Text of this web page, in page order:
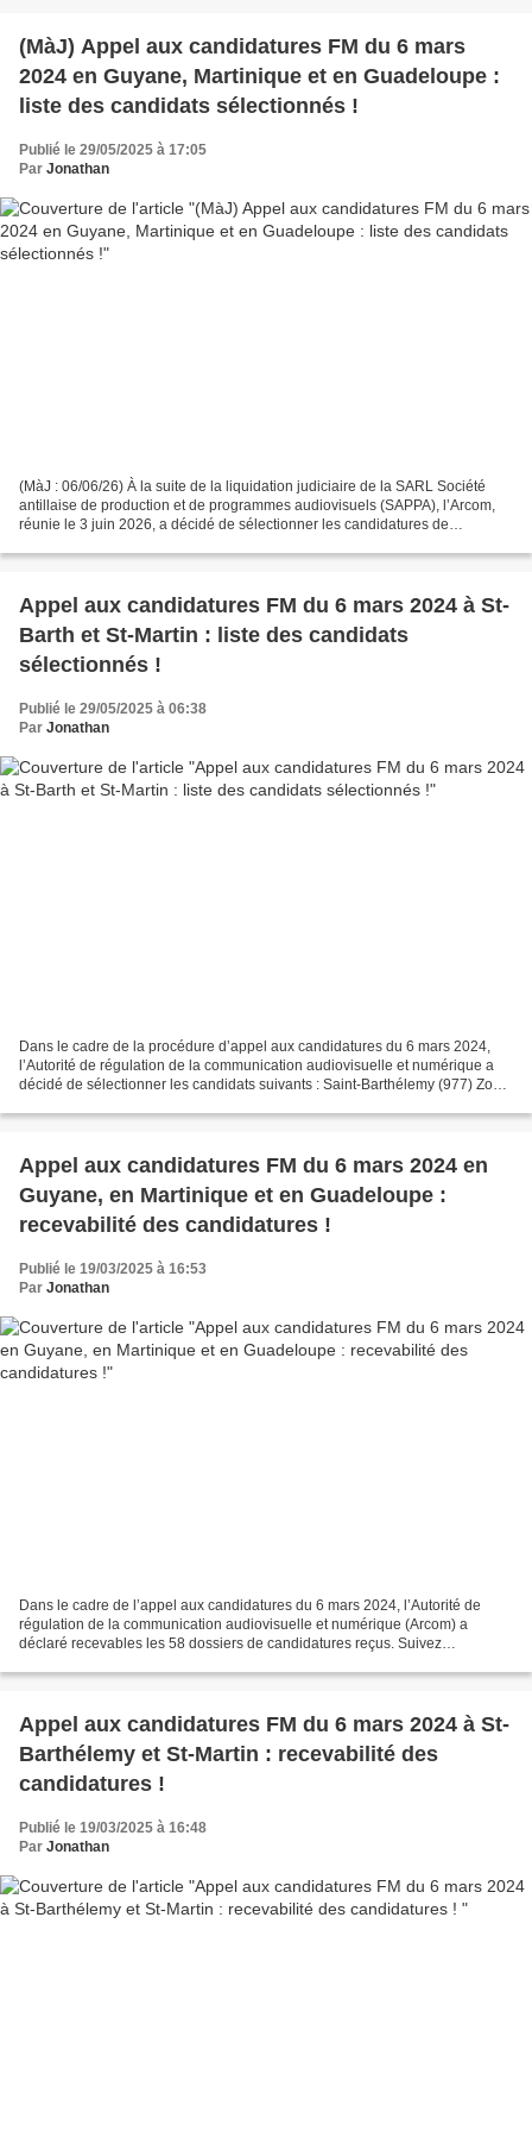
(MàJ) Appel aux candidatures FM du 6 mars
2024 en Guyane, Martinique et en Guadeloupe :
liste des candidats sélectionnés !
Publié le 29/05/2025 à 17:05
Par Jonathan
(MàJ : 06/06/26) À la suite de la liquidation judiciaire de la SARL Société
antillaise de production et de programmes audiovisuels (SAPPA), l’Arcom,
réunie le 3 juin 2026, a décidé de sélectionner les candidatures de
Appel aux candidatures FM du 6 mars 2024 à St-
Barth et St-Martin : liste des candidats
sélectionnés !
Publié le 29/05/2025 à 06:38
Par Jonathan
Dans le cadre de la procédure d’appel aux candidatures du 6 mars 2024,
l’Autorité de régulation de la communication audiovisuelle et numérique a
décidé de sélectionner les candidats suivants : Saint-Barthélemy (977) Zone
Appel aux candidatures FM du 6 mars 2024 en
Guyane, en Martinique et en Guadeloupe :
recevabilité des candidatures !
Publié le 19/03/2025 à 16:53
Par Jonathan
Dans le cadre de l’appel aux candidatures du 6 mars 2024, l’Autorité de
régulation de la communication audiovisuelle et numérique (Arcom) a
déclaré recevables les 58 dossiers de candidatures reçus. Suivez
Appel aux candidatures FM du 6 mars 2024 à St-
Barthélemy et St-Martin : recevabilité des
candidatures !
Publié le 19/03/2025 à 16:48
Par Jonathan